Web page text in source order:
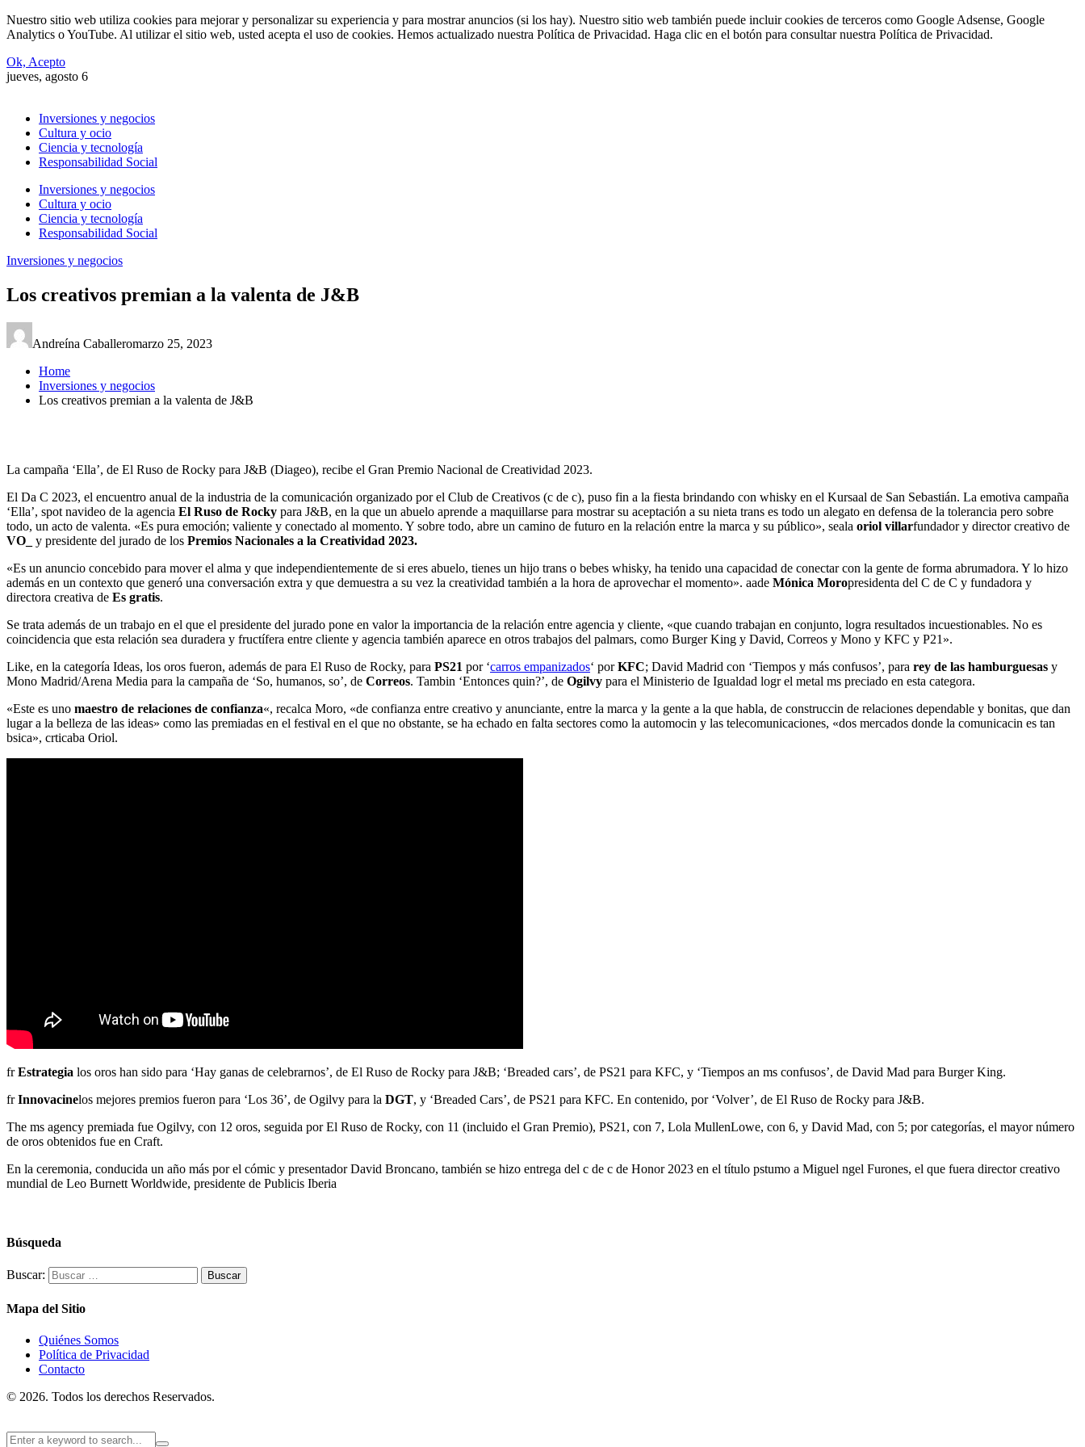
Nuestro sitio web utiliza cookies para mejorar y personalizar su experiencia y para mostrar anuncios (si los hay). Nuestro sitio web también puede incluir cookies de terceros como Google Adsense, Google
Analytics o YouTube. Al utilizar el sitio web, usted acepta el uso de cookies. Hemos actualizado nuestra Política de Privacidad. Haga clic en el botón para consultar nuestra Política de Privacidad.
Ok, Acepto
jueves, agosto 6
Inversiones y negocios
Cultura y ocio
Ciencia y tecnología
Responsabilidad Social
Inversiones y negocios
Cultura y ocio
Ciencia y tecnología
Responsabilidad Social
Inversiones y negocios
Los creativos premian a la valenta de J&B
Andreína Caballeromarzo 25, 2023
Home
Inversiones y negocios
Los creativos premian a la valenta de J&B
La campaña ‘Ella’, de El Ruso de Rocky para J&B (Diageo), recibe el Gran Premio Nacional de Creatividad 2023.
El Da C 2023, el encuentro anual de la industria de la comunicación organizado por el Club de Creativos (c de c), puso fin a la fiesta brindando con whisky en el Kursaal de San Sebastián. La emotiva campaña
‘Ella’, spot navideo de la agencia El Ruso de Rocky para J&B, en la que un abuelo aprende a maquillarse para mostrar su aceptación a su nieta trans es todo un alegato en defensa de la tolerancia pero sobre
todo, un acto de valenta. «Es pura emoción; valiente y conectado al momento. Y sobre todo, abre un camino de futuro en la relación entre la marca y su público», seala oriol villarfundador y director creativo de
VO_
y presidente del jurado de los Premios Nacionales a la Creatividad 2023.
«Es un anuncio concebido para mover el alma y que independientemente de si eres abuelo, tienes un hijo trans o bebes whisky, ha tenido una capacidad de conectar con la gente de forma abrumadora. Y lo hizo
además en un contexto que generó una conversación extra y que demuestra a su vez la creatividad también a la hora de aprovechar el momento». aade Mónica Moropresidenta del C de C y fundadora y
directora creativa de Es gratis.
Se trata además de un trabajo en el que el presidente del jurado pone en valor la importancia de la relación entre agencia y cliente, «que cuando trabajan en conjunto, logra resultados incuestionables. No es
coincidencia que esta relación sea duradera y fructífera entre cliente y agencia también aparece en otros trabajos del palmars, como Burger King y David, Correos y Mono y KFC y P21».
Like, en la categoría Ideas, los oros fueron, además de para El Ruso de Rocky, para PS21 por ‘carros empanizados‘ porKFC; David Madrid con ‘Tiempos y más confusos’, para rey de las hamburguesas y
Mono Madrid/Arena Media para la campaña de ‘So, humanos, so’, de Correos. Tambin ‘Entonces quin?’, de Ogilvy para el Ministerio de Igualdad logr el metal ms preciado en esta categora.
«Este es uno maestro de relaciones de confianza«, recalca Moro, «de confianza entre creativo y anunciante, entre la marca y la gente a la que habla, de construccin de relaciones dependable y bonitas, que dan
lugar a la belleza de las ideas» como las premiadas en el festival en el que no obstante, se ha echado en falta sectores como la automocin y las telecomunicaciones, «dos mercados donde la comunicacin es tan
bsica», crticaba Oriol.
frEstrategia los oros han sido para ‘Hay ganas de celebrarnos’, de El Ruso de Rocky para J&B; ‘Breaded cars’, de PS21 para KFC, y ‘Tiempos an ms confusos’, de David Mad para Burger King.
frInnovacinelos mejores premios fueron para ‘Los 36’, de Ogilvy para la DGT, y ‘Breaded Cars’, de PS21 para KFC. En contenido, por ‘Volver’, de El Ruso de Rocky para J&B.
The ms agency premiada fue Ogilvy, con 12 oros, seguida por El Ruso de Rocky, con 11 (incluido el Gran Premio), PS21, con 7, Lola MullenLowe, con 6, y David Mad, con 5; por categorías, el mayor número
de oros obtenidos fue en Craft.
En la ceremonia, conducida un año más por el cómic y presentador David Broncano, también se hizo entrega del c de c de Honor 2023 en el título pstumo a Miguel ngel Furones, el que fuera director creativo
mundial de Leo Burnett Worldwide, presidente de Publicis Iberia
Búsqueda
Buscar:
Mapa del Sitio
Quiénes Somos
Política de Privacidad
Contacto
© 2026. Todos los derechos Reservados.